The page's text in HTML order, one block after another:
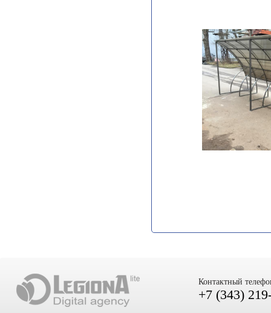
Контактный
+7 (343)